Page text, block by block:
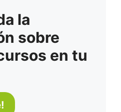
la
sobre
en tu